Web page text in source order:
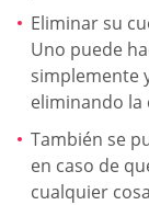
Eliminar su
Uno puede
simplemente
eliminando la
También se
en caso de
cualquier